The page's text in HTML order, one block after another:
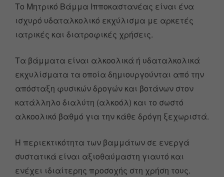
Το Μητρικό Βάμμα Ιπποκαστανέας είναι ένα
ισχυρό υδαταλκολικό εκχύλισμα με αρκετές
ιατρικές και διατροφικές χρήσεις.
Τα βάμματα είναι αλκοολικά ή υδαταλκολικά
εκχυλίσματα τα οποία δημιουργούνται από την
απόσταξη φυσικών δρογών και βοτάνων στον
κατάλληλο διαλύτη (αλκοόλ) και το σωστό
αλκοολικό βαθμό για την κάθε δρόγη ξεχωριστά.
Η περιεκτικότητα των βαμμάτων σε ενεργά
συστατικά είναι αξιοθαύμαστη γιαυτό και
ενέχει ιδιαίτερης προσοχής στη χρήση τους.